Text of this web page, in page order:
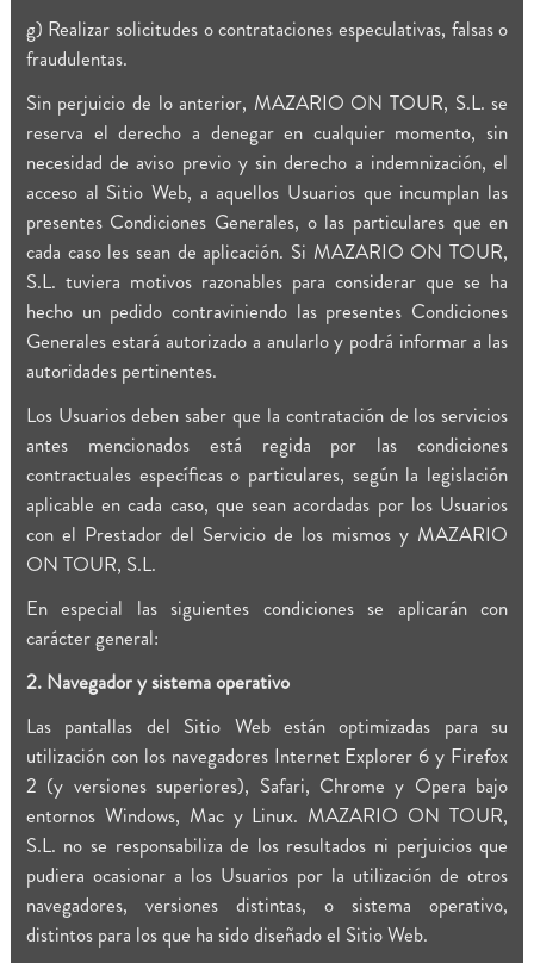
g) Realizar solicitudes o contrataciones especulativas, falsas o
fraudulentas.
Sin perjuicio de lo anterior, MAZARIO ON TOUR, S.L. se
reserva el derecho a denegar en cualquier momento, sin
necesidad de aviso previo y sin derecho a indemnización, el
acceso al Sitio Web, a aquellos Usuarios que incumplan las
presentes Condiciones Generales, o las particulares que en
cada caso les sean de aplicación. Si MAZARIO ON TOUR,
S.L. tuviera motivos razonables para considerar que se ha
hecho un pedido contraviniendo las presentes Condiciones
Generales estará autorizado a anularlo y podrá informar a las
autoridades pertinentes.
Los Usuarios deben saber que la contratación de los servicios
antes mencionados está regida por las condiciones
contractuales específicas o particulares, según la legislación
aplicable en cada caso, que sean acordadas por los Usuarios
con el Prestador del Servicio de los mismos y MAZARIO
ON TOUR, S.L.
En especial las siguientes condiciones se aplicarán con
carácter general:
2. Navegador y sistema operativo
Las pantallas del Sitio Web están optimizadas para su
utilización con los navegadores Internet Explorer 6 y Firefox
2 (y versiones superiores), Safari, Chrome y Opera bajo
entornos Windows, Mac y Linux. MAZARIO ON TOUR,
S.L. no se responsabiliza de los resultados ni perjuicios que
pudiera ocasionar a los Usuarios por la utilización de otros
navegadores, versiones distintas, o sistema operativo,
distintos para los que ha sido diseñado el Sitio Web.